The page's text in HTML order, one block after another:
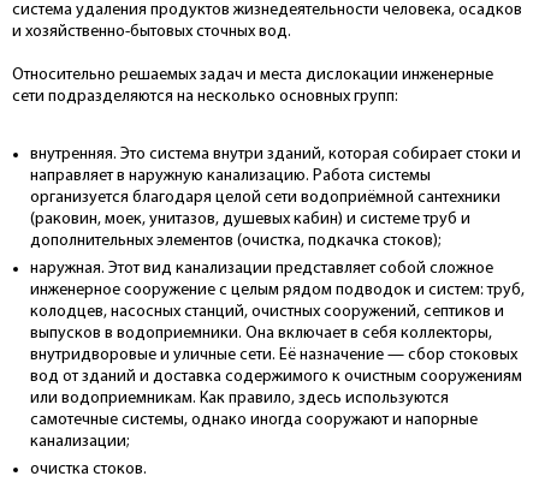
система удаления продуктов жизнедеятельности человека, осадков
и хозяйственно-бытовых сточных вод.
Относительно решаемых задач и места дислокации инженерные
сети подразделяются на несколько основных групп:
внутренняя. Это система внутри зданий, которая собирает стоки и
направляет в наружную канализацию. Работа системы
организуется благодаря целой сети водоприёмной сантехники
(раковин, моек, унитазов, душевых кабин) и системе труб и
дополнительных элементов (очистка, подкачка стоков);
наружная. Этот вид канализации представляет собой сложное
инженерное сооружение с целым рядом подводок и систем: труб,
колодцев, насосных станций, очистных сооружений, септиков и
выпусков в водоприемники. Она включает в себя коллекторы,
внутридворовые и уличные сети. Её назначение — сбор стоковых
вод от зданий и доставка содержимого к очистным сооружениям
или водоприемникам. Как правило, здесь используются
самотечные системы, однако иногда сооружают и напорные
канализации;
очистка стоков.